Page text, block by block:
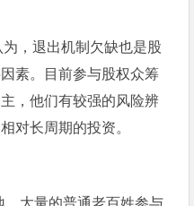
，退出机制欠缺也是股
素。目前参与股权众筹
，他们有较强的风险辨
对长周期的投资。
，大量的普通老百姓参与